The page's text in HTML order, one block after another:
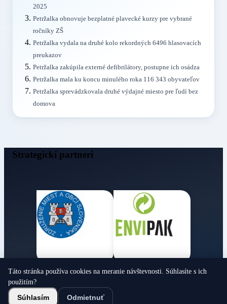
2025
Petržalka obnovuje bezplatné plavecké kurzy pre vybrané
ročníky ZŠ
Petržalka vydala na druhé kolo rekordných 6496 hlasovacích
preukazov
Petržalka zakúpila externé defibrilátory, postupne ich osádza
Petržalka mala ku koncu minulého roka 116 343 obyvateľov
Petržalka sprevádzkovala druhé výdajné miesto pre ľudí bez
domova
Strategickí partneri
Obecné noviny
© 2026 Všetky práva vyhradené
Táto stránka používa cookies na meranie návštevnosti. Súhlasíte s ich
použitím?
Súhlasím Odmietnuť